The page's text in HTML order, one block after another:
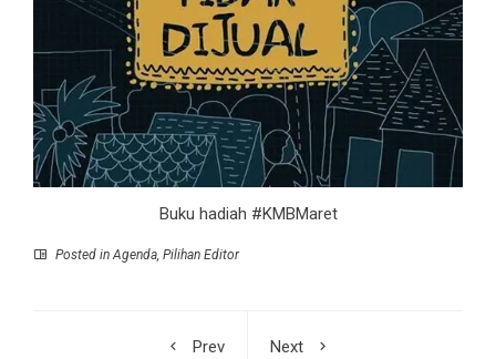
Buku hadiah #KMBMaret
Posted inAgenda, Pilihan Editor
Prev
Next